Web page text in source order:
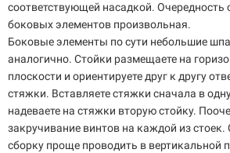
соответствующей насадкой. Очередность
боковых элементов произвольная.
Боковые элементы по сути небольшие
аналогично. Стойки размещаете на
плоскости и ориентируете друг к другу
стяжки. Вставляете стяжки сначала в
надеваете на стяжки вторую стойку.
закручивание винтов на каждой из
сборку проще проводить в вертикальной